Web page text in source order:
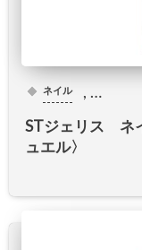
ネイル
STジェリス ネ
ュエル〉